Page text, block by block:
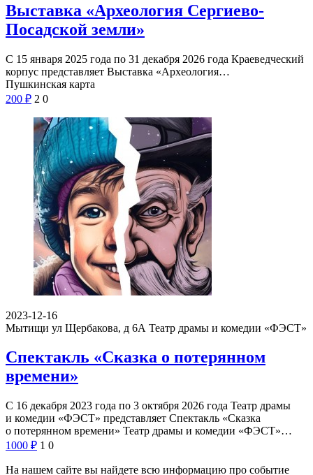
Выставка «Археология Сергиево-
Посадской земли»
С 15 января 2025 года по 31 декабря 2026 года Краеведческий
корпус представляет Выставка «Археология…
Пушкинская карта
200 ₽ 2 0
2023-12-16
Мытищи ул Щербакова, д 6А Театр драмы и комедии «ФЭСТ»
Спектакль «Сказка о потерянном
времени»
С 16 декабря 2023 года по 3 октября 2026 года Театр драмы
и комедии «ФЭСТ» представляет Спектакль «Сказка
о потерянном времени» Театр драмы и комедии «ФЭСТ»…
1000 ₽ 1 0
На нашем сайте вы найдете всю информацию про событие